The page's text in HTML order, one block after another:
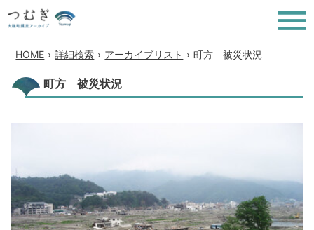
HOME › 詳細検索 › アーカイブリスト › 町方 被災状況
町方 被災状況